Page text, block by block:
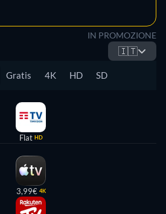
IN PROMOZIONE
🇮🇹
Gratis 4K HD SD
Flat HD
3,99€ 4K